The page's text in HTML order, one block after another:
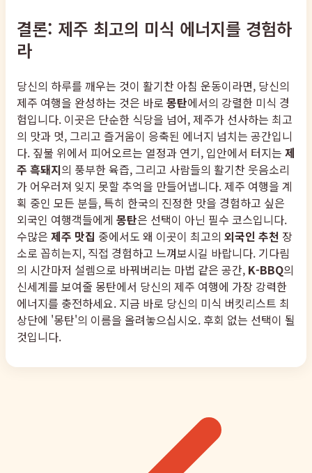
결론: 제주 최고의 미식 에너지를 경험하
라
당신의 하루를 깨우는 것이 활기찬 아침 운동이라면, 당신의
제주 여행을 완성하는 것은 바로 몽탄에서의 강렬한 미식 경
험입니다. 이곳은 단순한 식당을 넘어, 제주가 선사하는 최고
의 맛과 멋, 그리고 즐거움이 응축된 에너지 넘치는 공간입니
다. 짚불 위에서 피어오르는 열정과 연기, 입안에서 터지는 제
주 흑돼지의 풍부한 육즙, 그리고 사람들의 활기찬 웃음소리
가 어우러져 잊지 못할 추억을 만들어냅니다. 제주 여행을 계
획 중인 모든 분들, 특히 한국의 진정한 맛을 경험하고 싶은
외국인 여행객들에게 몽탄은 선택이 아닌 필수 코스입니다.
수많은 제주 맛집 중에서도 왜 이곳이 최고의 외국인 추천 장
소로 꼽히는지, 직접 경험하고 느껴보시길 바랍니다. 기다림
의 시간마저 설렘으로 바꿔버리는 마법 같은 공간, K-BBQ의
신세계를 보여줄 몽탄에서 당신의 제주 여행에 가장 강력한
에너지를 충전하세요. 지금 바로 당신의 미식 버킷리스트 최
상단에 '몽탄'의 이름을 올려놓으십시오. 후회 없는 선택이 될
것입니다.